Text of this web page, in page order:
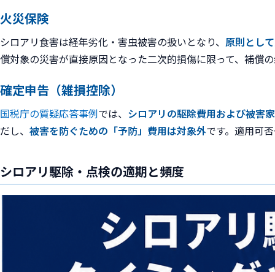
火災保険
シロアリ食害は経年劣化・害虫被害の扱いとなり、 原則とし
償対象の災害が直接原因となった二次的損傷に限って、補償
確定申告（雑損控除）
国税庁の質疑応答事例では、 シロアリの駆除費用および被害
だし、 被害を防ぐための「予防」費用は対象外です。適用可
シロアリ駆除・点検の適期と頻度